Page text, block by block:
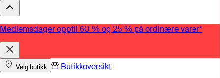
Medlemsdager opptil 60 % og 25 % på ordinære varer*
Velg butikk
Butikkoversikt